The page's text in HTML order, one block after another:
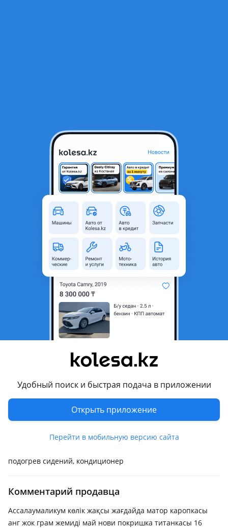
Удобный поиск и быстрая подача в приложении
Открыть приложение
Перейти в мобильную версию сайта
ВАЗ (Lada) Priora 2171 2012 года
Объявление находится в архиве и может быть
Бейнеу, Мангистауская
2007 - 2015 1 поколение
Универсал
Объем двигателя, л
Пробег
Механика
Руль
Слева
Цвет
Растаможен в Казахстане
Да
подогрев сидений, кондиционер
Комментарий продавца
Ассалаумаликум көлік жақсы жағдайда матор каропкасы
анг жок грам жемиді май нови покришка титанкасы 16